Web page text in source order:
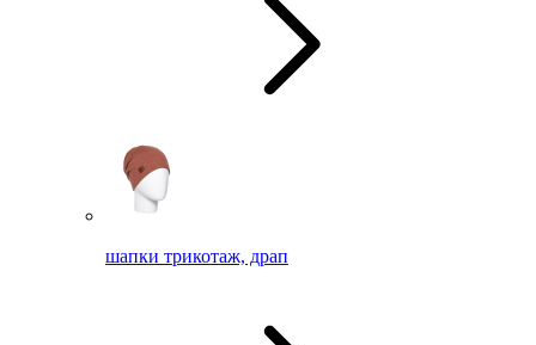
шапки трикотаж, драп